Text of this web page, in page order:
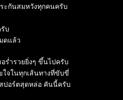
ะกันสมหวังทุกคนครับ
บ
ดแล้ว
ร่ำรวยยิ่งๆ ขึ้นไปครับ
จในทุกเส้นทางที่ขับขี่
ปอร์ตสุดหล่อ คันนี้ครับ